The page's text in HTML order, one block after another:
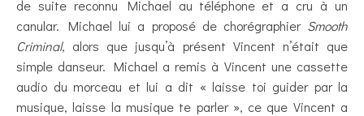
de suite reconnu Michael au téléphone et a cru à un
canular. Michael lui a proposé de chorégraphier Smooth
Criminal, alors que jusqu’à présent Vincent n’était que
simple danseur. Michael a remis à Vincent une cassette
audio du morceau et lui a dit « laisse toi guider par la
musique, laisse la musique te parler », ce que Vincent a